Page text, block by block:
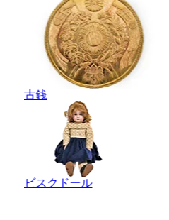
古銭
ビスクドール